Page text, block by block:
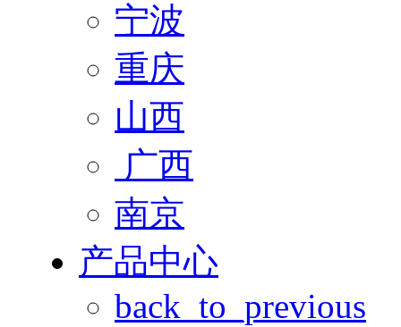
宁波
重庆
山西
广西
南京
产品中心
back_to_previous